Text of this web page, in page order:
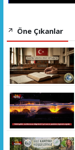
Öne Çıkanlar